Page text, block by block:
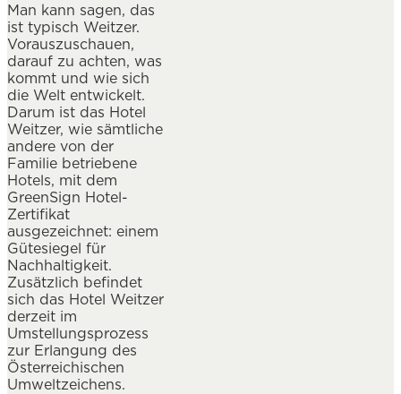
Man kann sagen, das
ist typisch Weitzer.
Vorauszuschauen,
darauf zu achten, was
kommt und wie sich
die Welt entwickelt.
Darum ist das Hotel
Weitzer, wie sämtliche
andere von der
Familie betriebene
Hotels, mit dem
GreenSign Hotel-
Zertifikat
ausgezeichnet: einem
Gütesiegel für
Nachhaltigkeit.
Zusätzlich befindet
sich das Hotel Weitzer
derzeit im
Umstellungsprozess
zur Erlangung des
Österreichischen
Umweltzeichens.